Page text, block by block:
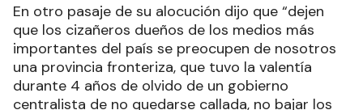
En otro pasaje de su alocución dijo que “dejen
que los cizañeros dueños de los medios más
importantes del país se preocupen de nosotros
una provincia fronteriza, que tuvo la valentía
durante 4 años de olvido de un gobierno
centralista de no quedarse callada, no bajar los